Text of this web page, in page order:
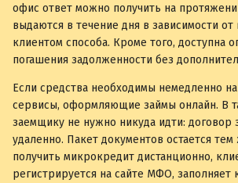
офис ответ можно получить на
выдаются в течение дня в зависимости от
клиентом способа. Кроме того, доступна
погашения задолженности без
Если средства необходимы немедленно
сервисы, оформляющие займы онлайн. В
заемщику не нужно никуда идти: договор
удаленно. Пакет документов остается
получить микрокредит дистанционно,
регистрируется на сайте МФО, заполняет